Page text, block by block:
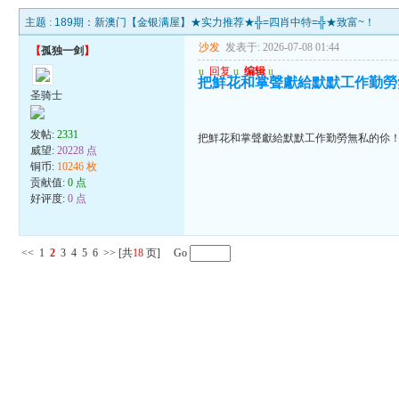
主题 : 189期：新澳门【金银满屋】★实力推荐★╬=四肖中特=╬★致富~！
【孤独一剑 】
圣骑士
发帖:2331
威望:20228 点
铜币: 10246 枚
贡献值:0 点
好评度:0 点
沙发 发表于: 2026-07-08 01:44
u 回复 u 编辑 u
把鮮花和掌聲獻給默默工作勤勞
把鮮花和掌聲獻給默默工作勤勞無私的伱！
<< 1 2 3 4 5 6 >> [共18 页] Go